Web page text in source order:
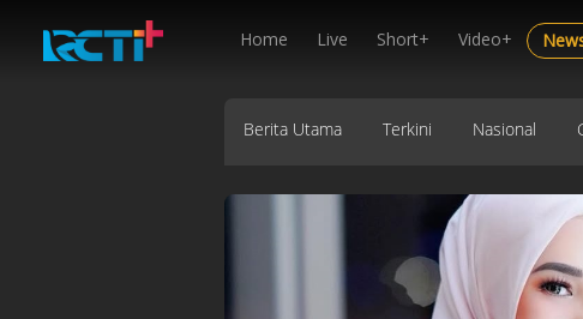
Home Live Short+ Video+
Berita Utama Terkini Nasional